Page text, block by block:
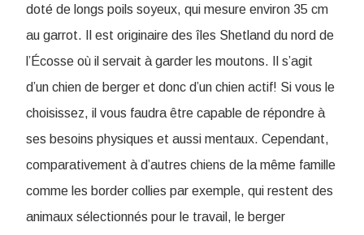
doté de longs poils soyeux, qui mesure environ 35 cm
au garrot. Il est originaire des îles Shetland du nord de
l’Écosse où il servait à garder les moutons. Il s’agit
d’un chien de berger et donc d’un chien actif! Si vous le
choisissez, il vous faudra être capable de répondre à
ses besoins physiques et aussi mentaux. Cependant,
comparativement à d’autres chiens de la même famille
comme les border collies par exemple, qui restent des
animaux sélectionnés pour le travail, le berger